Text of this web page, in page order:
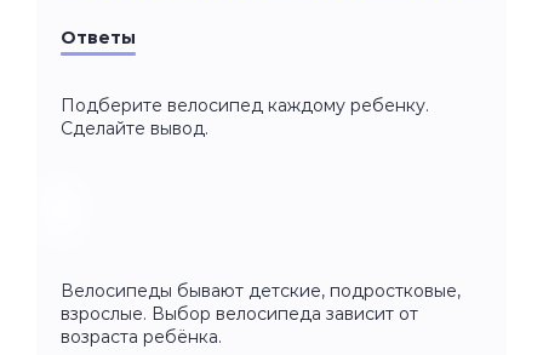
Ответы
Подберите велосипед каждому ребенку.
Сделайте вывод.
Велосипеды бывают детские, подростковые,
взрослые. Выбор велосипеда зависит от
возраста ребёнка.